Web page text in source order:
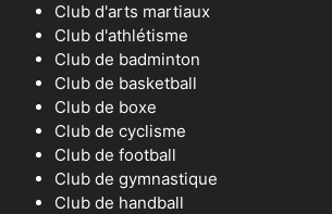
Club d'arts martiaux
Club d'athlétisme
Club de badminton
Club de basketball
Club de boxe
Club de cyclisme
Club de football
Club de gymnastique
Club de handball